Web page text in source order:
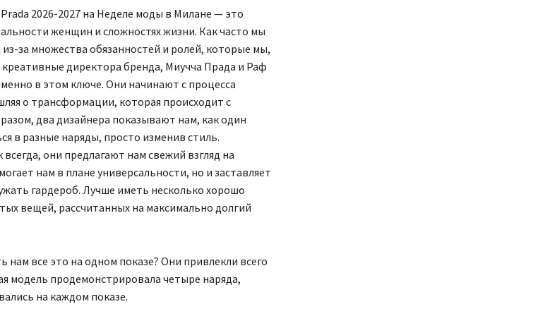
2026-2027 на Неделе моды в Милане — это
женщин и сложностях жизни. Как часто мы
за множества обязанностей и ролей, которые мы,
директора бренда, Миучча Прада и Раф
в этом ключе. Они начинают с процесса
о трансформации, которая происходит с
два дизайнера показывают нам, как один
в разные наряды, просто изменив стиль.
они предлагают нам свежий взгляд на
нам в плане универсальности, но и заставляет
гардероб. Лучше иметь несколько хорошо
вещей, рассчитанных на максимально долгий
нам все это на одном показе? Они привлекли всего
модель продемонстрировала четыре наряда,
на каждом показе.